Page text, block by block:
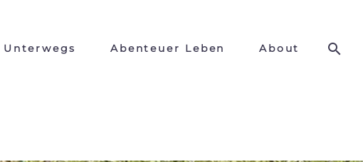
Unterwegs Abenteuer Leben About